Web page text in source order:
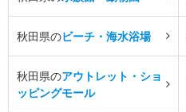
秋田県のビーチ・海水浴場
秋田県のアウトレット・ショ
ッピングモール